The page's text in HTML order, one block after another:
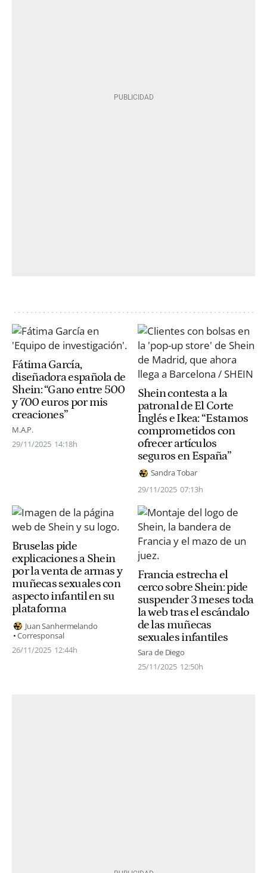
Fátima García,
diseñadora española de
Shein: “Gano entre 500
y 700 euros por mis
creaciones”
M.A.P.
29/11/2025 14:18h
Shein contesta a la
patronal de El Corte
Inglés e Ikea: “Estamos
comprometidos con
ofrecer artículos
seguros en España”
Sandra Tobar
29/11/2025 07:13h
Bruselas pide
explicaciones a Shein
por la venta de armas y
muñecas sexuales con
aspecto infantil en su
plataforma
Juan Sanhermelando
Corresponsal
26/11/2025 12:44h
Francia estrecha el
cerco sobre Shein: pide
suspender 3 meses toda
la web tras el escándalo
de las muñecas
sexuales infantiles
Sara de Diego
25/11/2025 12:50h